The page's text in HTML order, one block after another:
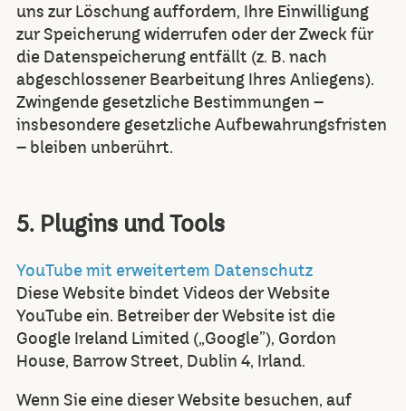
uns zur Löschung auffordern, Ihre Einwilligung
zur Speicherung widerrufen oder der Zweck für
die Datenspeicherung entfällt (z. B. nach
abgeschlossener Bearbeitung Ihres Anliegens).
Zwingende gesetzliche Bestimmungen –
insbesondere gesetzliche Aufbewahrungsfristen
– bleiben unberührt.
5. Plugins und Tools
YouTube mit erweitertem Datenschutz
Diese Website bindet Videos der Website
YouTube ein. Betreiber der Website ist die
Google Ireland Limited („Google”), Gordon
House, Barrow Street, Dublin 4, Irland.
Wenn Sie eine dieser Website besuchen, auf